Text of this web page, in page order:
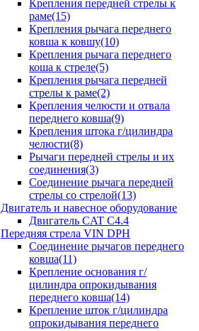
Крепления передней стрелы к
раме(15)
Крепления рычага переднего
ковша к ковшу(10)
Крепления рычага переднего
коша к стреле(5)
Крепления рычага передней
стрелы к раме(2)
Крепления челюсти и отвала
переднего ковша(9)
Крепления штока г/цилиндра
челюсти(8)
Рычаги передней стрелы и их
соединения(3)
Соединение рычага передней
стрелы со стрелой(13)
Двигатель и навесное оборудование
Двигатель CAT C4.4
Передняя стрела VIN DPH
Cоединение рычагов переднего
ковша(11)
Крепление основания г/
цилиндра опрокидывания
переднего ковша(14)
Крепление шток г/цилиндра
опрокидывания переднего